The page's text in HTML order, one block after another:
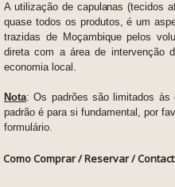
A utilização de capulanas (tecidos
quase todos os produtos, é um
trazidas de Moçambique pelos
direta com a área de intervenção
economia local.
Nota:Os padrões são limitados
padrão é para si fundamental, por
formulário.
Como Comprar / Reservar /